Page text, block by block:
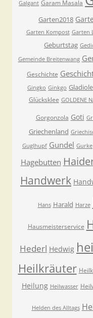
Galgant Garam Masala
Garten2018
Garten Kompost Garten
Geburtstag
Gemeinde Breitenwang
Geschichte
Gingko Ginkgo
Glücksklee GOLDENE
Gorgonzola Goti
Griechenland
Guglhupf Gundel Gurke
Hagebutten
Handwerk
Hans Harald Harze
Hausmeisterservice
Hederl Hedwig
Heilkräuter
Heilung Heilwasser
Helden des Alltags